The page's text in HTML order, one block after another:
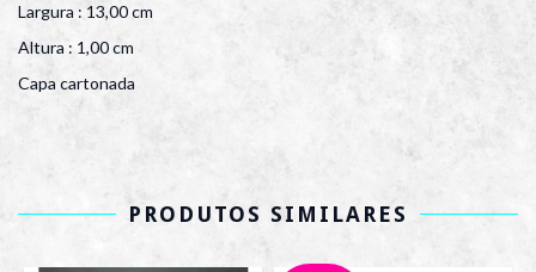
Largura : 13,00 cm
Altura : 1,00 cm
Capa cartonada
PRODUTOS SIMILARES